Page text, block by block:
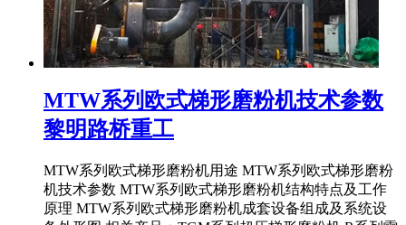
MTW系列欧式梯形磨粉机技术参数
黎明路桥重工
MTW系列欧式梯形磨粉机用途 MTW系列欧式梯形磨粉
机技术参数 MTW系列欧式梯形磨粉机结构特点及工作
原理 MTW系列欧式梯形磨粉机成套设备组成及系统设